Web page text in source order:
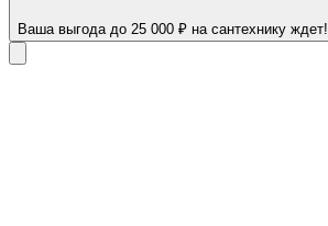
Ваша выгода до 25 000 ₽ на сантехнику ждет!